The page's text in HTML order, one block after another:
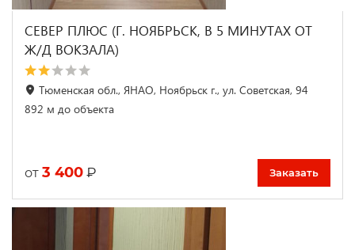
СЕВЕР ПЛЮС (Г. НОЯБРЬСК, В 5 МИНУТАХ ОТ
Ж/Д ВОКЗАЛА)
Тюменская обл., ЯНАО, Ноябрьск г., ул. Советская, 94
892 м до объекта
от 3 400 ₽ Заказать